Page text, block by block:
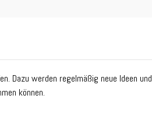
Dazu werden regelmäßig neue Ideen und
können.